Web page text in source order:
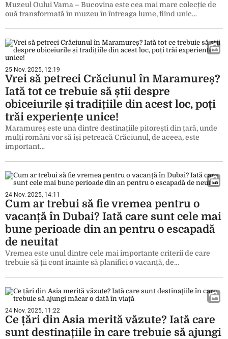
Muzeul Oului Vama – Bucovina este cea mai mare colecție de
ouă transformată în muzeu în întreaga lume, fiind unic…
25 Nov. 2025, 12:19
Vrei să petreci Crăciunul în Maramureș?
Iată tot ce trebuie să știi despre
obiceiurile și tradițiile din acest loc, poți
trăi experiențe unice!
Maramureș este una dintre destinațiile pitorești din țară, unde
mulți români vor să își petreacă Crăciunul, de aceea, este
important…
24 Nov. 2025, 14:11
Cum ar trebui să fie vremea pentru o
vacanță în Dubai? Iată care sunt cele mai
bune perioade din an pentru o escapadă
de neuitat
Vremea este unul dintre cele mai importante criterii de care
trebuie să ții cont înainte să planifici o vacanță, de…
24 Nov. 2025, 11:22
Ce țări din Asia merită văzute? Iată care
sunt destinațiile în care trebuie să ajungi